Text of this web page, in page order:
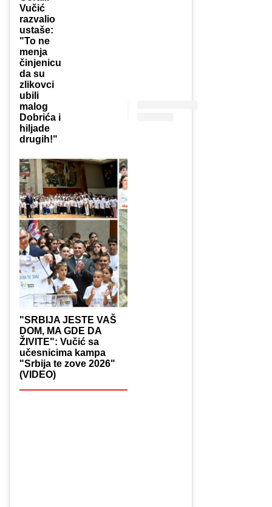
Vučić
razvalio
ustaše:
"To ne
menja
činjenicu
da su
zlikovci
ubili
malog
Dobrića i
hiljade
drugih!"
"SRBIJA JESTE VAŠ
DOM, MA GDE DA
ŽIVITE": Vučić sa
učesnicima kampa
"Srbija te zove 2026"
(VIDEO)